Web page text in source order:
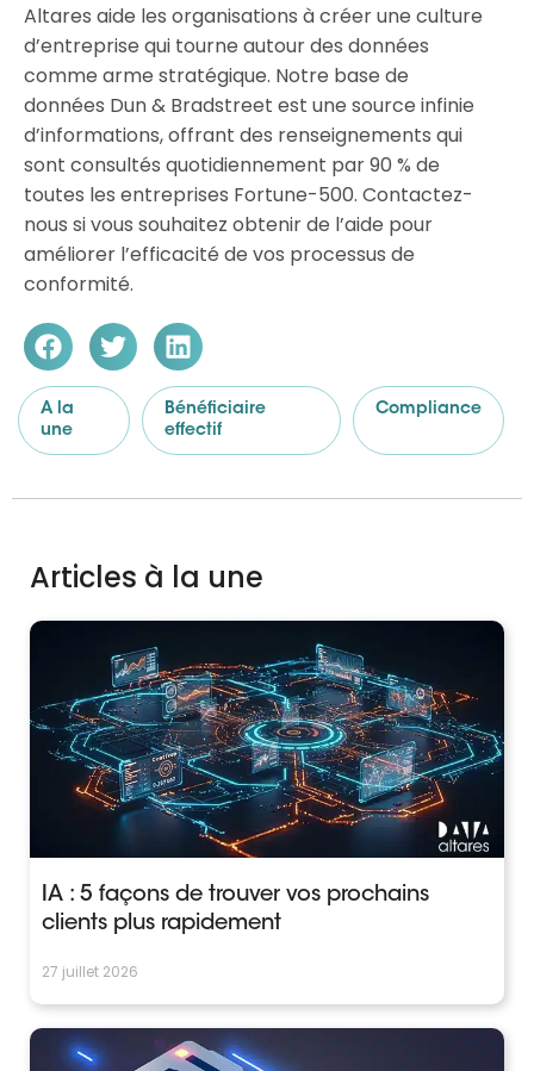
Altares aide les organisations à créer une culture
d’entreprise qui tourne autour des données
comme arme stratégique. Notre base de
données Dun & Bradstreet est une source infinie
d’informations, offrant des renseignements qui
sont consultés quotidiennement par 90 % de
toutes les entreprises Fortune-500. Contactez-
nous si vous souhaitez obtenir de l’aide pour
améliorer l’efficacité de vos processus de
conformité.
A la
une
Bénéficiaire
effectif
Compliance
Articles à la une
IA : 5 façons de trouver vos prochains
clients plus rapidement
27 juillet 2026